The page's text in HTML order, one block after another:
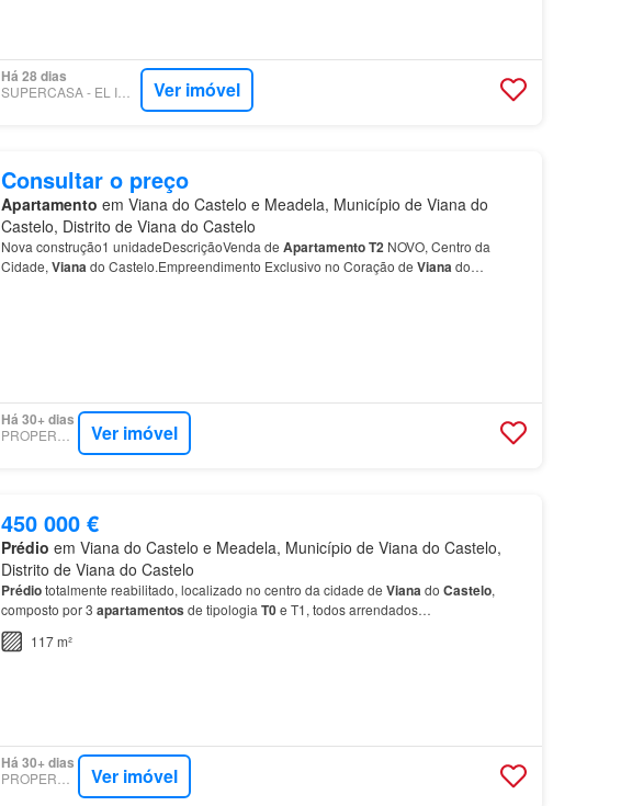
Há 28 dias
SUPERCASA - EL IMOBILIARIA Ver imóvel
Consultar o preço
Apartamento em Viana do Castelo e Meadela, Município de Viana do
Castelo, Distrito de Viana do Castelo
Nova construção1 unidadeDescriçãoVenda de ApartamentoT2 NOVO, Centro da
Cidade, Vianado Castelo.Empreendimento Exclusivo no Coração de Vianado
Há 30+ dias
Ver imóvel
450 000 €
Prédio em Viana do Castelo e Meadela, Município de Viana do Castelo,
Distrito de Viana do Castelo
Prédiototalmente reabilitado, localizado no centro da cidade de Vianado Castelo,
composto por 3 apartamentos de tipologia T0e T1, todos arrendados…
117 m²
Há 30+ dias
Ver imóvel